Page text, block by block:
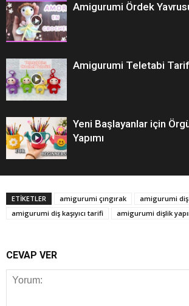
Amigurumi Ördek
Amigurumi Teletabi
Yeni Başlayanlar için
Yapımı
ETİKETLER amigurumi çıngırak
amigurumi diş
amigurumi diş kaşıyıcı tarifi
amigurumi dişlik
CEVAP VER